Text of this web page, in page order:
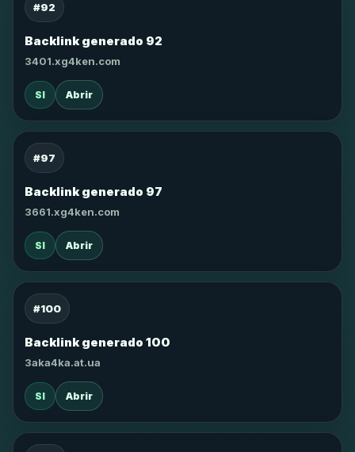
#92
Backlink generado 92
3401.xg4ken.com
SI Abrir
#97
Backlink generado 97
3661.xg4ken.com
SI Abrir
#100
Backlink generado 100
3aka4ka.at.ua
SI Abrir